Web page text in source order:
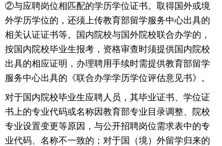
②与应聘岗位相匹配的学历学位证书。取得国外或境
外学历学位的，还须上传教育部留学服务中心出具的
相关认证证书等。国内院校与国外院校联合办学的，
按国内院校毕业生报考，资格审查时须提供国内院校
出具的相应证明，办理聘用手续时需提供教育部留学
服务中心出具的《联合办学学历学位评估意见书》。
对于国内院校毕业生应聘人员，其毕业证书、学位证
书上的专业代码或名称因教育部专业目录调整、院校
专业设置变更等原因，与公开招聘岗位需求表中的专
业代码、名称不一致的；对于国（境）外留学归来的